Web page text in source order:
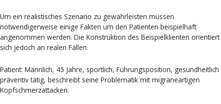
Um ein realistisches Szenario zu gewährleisten müssen
notwendigerweise einige Fakten um den Patienten beispielhaft
angenommen werden. Die Konstruktion des Beispielklienten orientiert
sich jedoch an realen Fällen.
Patient: Männlich, 45 Jahre, sportlich, Führungsposition, gesundheitlich
präventiv tätig, beschreibt seine Problematik mit migräneartigen
Kopfschmerzattacken.